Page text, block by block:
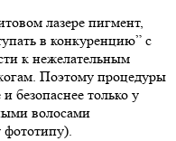
лазере пигмент,
в конкуренцию” с
к нежелательным
Поэтому процедуры
безопаснее только у
волосами
фототипу).